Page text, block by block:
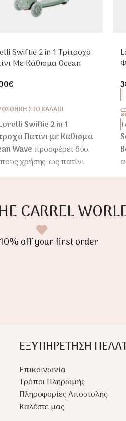
Swiftie 2 in 1 Τρίτροχο
Με Κάθισμα Ocean
€
ΣΤΟ ΚΑΛΆΘΙ
Swiftie 2 in 1
Πατίνι με Κάθισμα
Wave προσφέρει δύο
χρήσης: ως πατίνι
μεγαλώσει. Με LED
μουσική και
σχεδιασμό,
ιδανικό για ατελείωτο
CARREL
10% off your first order
ΕΞΥΠΗΡΕΤΗΣΗ
Επικοινωνία
Τρόποι Πληρωμής
Πληροφορίες Αποστολής
Καλέστε μας